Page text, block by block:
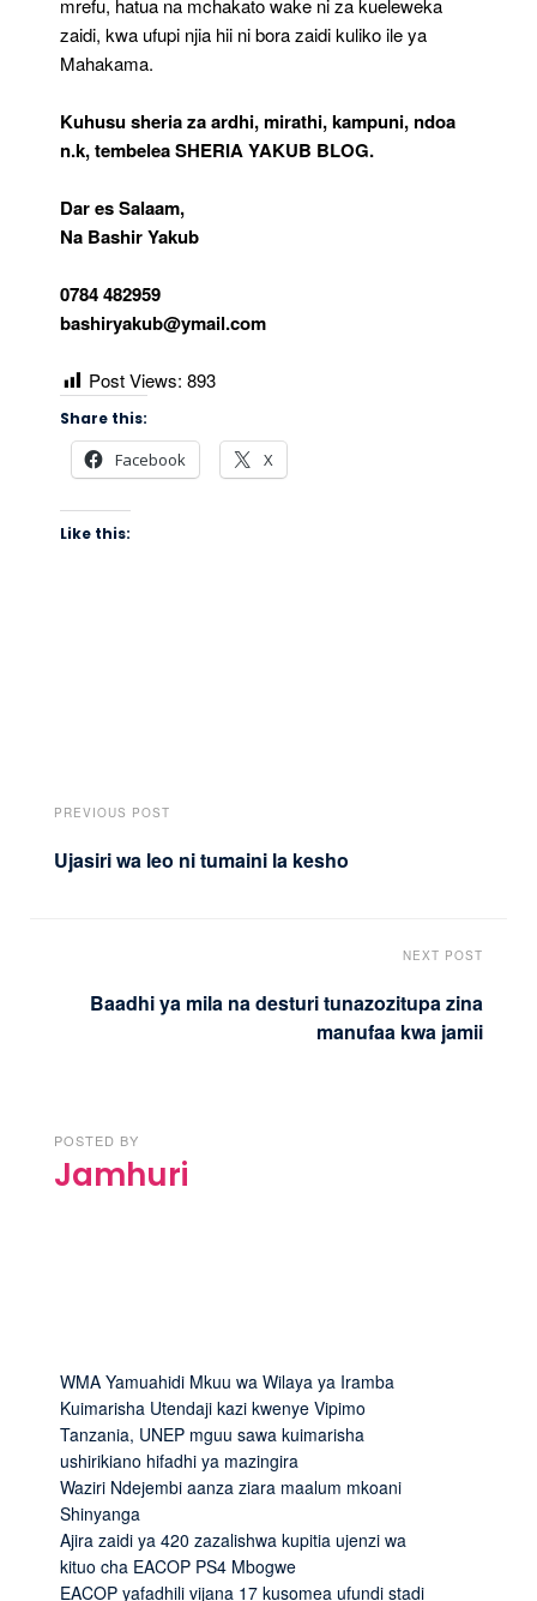
mrefu, hatua na mchakato wake ni za kueleweka
zaidi, kwa ufupi njia hii ni bora zaidi kuliko ile ya
Mahakama.
Kuhusu sheria za ardhi, mirathi, kampuni, ndoa
n.k, tembelea SHERIA YAKUB BLOG.
Dar es Salaam,
Na Bashir Yakub
0784 482959
bashiryakub@ymail.com
Post Views: 893
Share this:
Facebook X
Like this:
PREVIOUS POST
Ujasiri wa leo ni tumaini la kesho
NEXT POST
Baadhi ya mila na desturi tunazozitupa zina
manufaa kwa jamii
POSTED BY
Jamhuri
WMA Yamuahidi Mkuu wa Wilaya ya Iramba
Kuimarisha Utendaji kazi kwenye Vipimo
Tanzania, UNEP mguu sawa kuimarisha
ushirikiano hifadhi ya mazingira
Waziri Ndejembi aanza ziara maalum mkoani
Shinyanga
Ajira zaidi ya 420 zazalishwa kupitia ujenzi wa
kituo cha EACOP PS4 Mbogwe
EACOP yafadhili vijana 17 kusomea ufundi stadi